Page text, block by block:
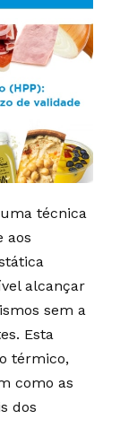
técnica
aos
alcançar
sem a
Esta
térmico,
como as
dos